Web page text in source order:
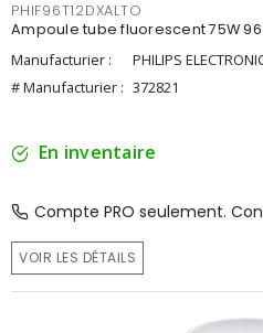
PHIF96T12DXALTO
Ampoule tube fluorescent 75W 96
Manufacturier :
PHILIPS
# Manufacturier : 372821
En inventaire
Compte PRO seulement.
VOIR LES DÉTAILS